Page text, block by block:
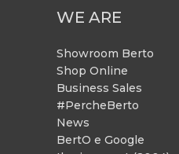
WE ARE
Showroom Berto
Shop Online
Business Sales
#PercheBerto
News
BertO e Google